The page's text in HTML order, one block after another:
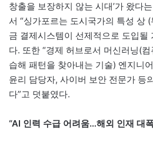
창출을 보장하지 않는 시대’가 왔다
서 “싱가포르는 도시국가의 특성 상
금 결제시스템이 선제적으로 도입될
다. 또한 “경제 허브로서 머신러닝(
습해 패턴을 찾아내는 기술) 엔지니
윤리 담당자, 사이버 보안 전문가 등
다”고 덧붙였다.
“AI 인력 수급 어려움…해외 인재 대